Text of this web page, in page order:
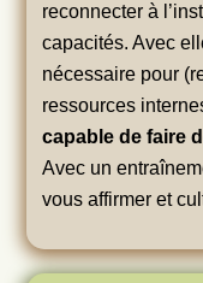
reconnecter à
capacités. Avec
nécessaire pour
ressources
capable de faire
Avec un
vous affirmer et